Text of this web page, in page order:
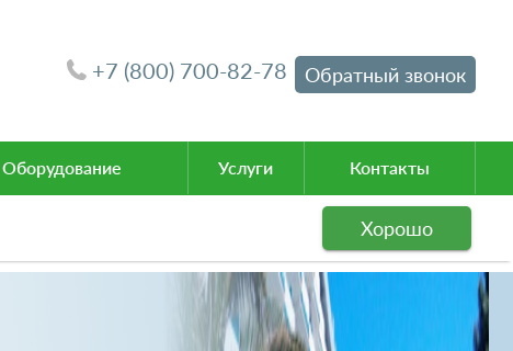
+7 (800) 700-82-78 Обратный звонок
Оборудование Услуги Контакты
Хорошо